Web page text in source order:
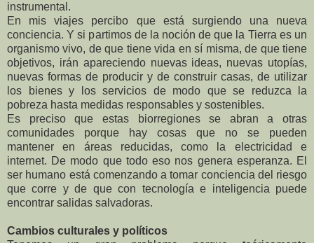
instrumental.
En mis viajes percibo que está surgiendo una nueva
conciencia. Y si partimos de la noción de que la Tierra es un
organismo vivo, de que tiene vida en sí misma, de que tiene
objetivos, irán apareciendo nuevas ideas, nuevas utopías,
nuevas formas de producir y de construir casas, de utilizar
los bienes y los servicios de modo que se reduzca la
pobreza hasta medidas responsables y sostenibles.
Es preciso que estas biorregiones se abran a otras
comunidades porque hay cosas que no se pueden
mantener en áreas reducidas, como la electricidad e
internet. De modo que todo eso nos genera esperanza. El
ser humano está comenzando a tomar conciencia del riesgo
que corre y de que con tecnología e inteligencia puede
encontrar salidas salvadoras.
Cambios culturales y políticos